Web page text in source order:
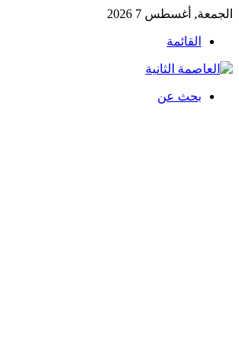
الجمعة, أغسطس 7 2026
القائمة
بحث عن